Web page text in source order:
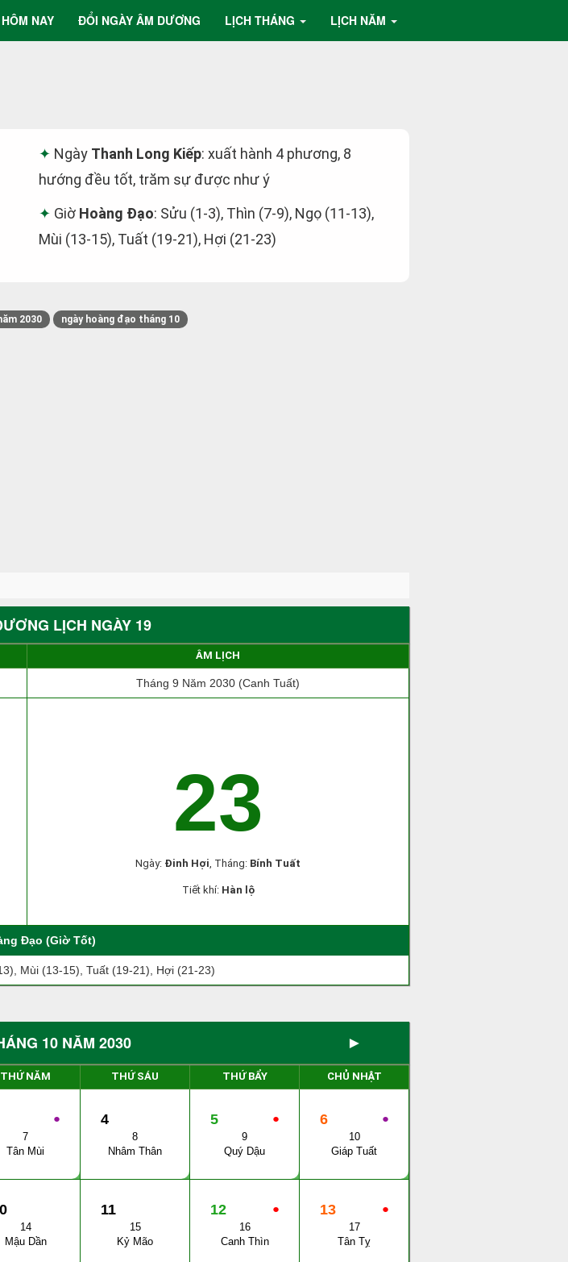
NAY ĐỔI NGÀY ÂM DƯƠNG LỊCH THÁNG LỊCH NĂM
Ngày Thanh Long Kiếp: xuất hành 4 phương, 8
hướng đều tốt, trăm sự được như ý
Giờ Hoàng Đạo: Sửu (1-3), Thìn (7-9), Ngọ (11-13),
Mùi (13-15), Tuất (19-21), Hợi (21-23)
2030 ngày hoàng đạo tháng 10
LỊCH NGÀY 19
ÂM LỊCH
Tháng 9 Năm 2030 (Canh Tuất)
23
Ngày: Đinh Hợi, Tháng: Bính Tuất
Tiết khí: Hàn lộ
Đạo (Giờ Tốt)
Mùi (13-15), Tuất (19-21), Hợi (21-23)
10 NĂM 2030 ►
THỨ NĂM THỨ SÁU THỨ BẨY CHỦ NHẬT
●
7
Tân Mùi
4
8
Nhâm Thân
●
5
9
Quý Dậu
●
6
10
Giáp Tuất
14
Mậu Dần
11
15
Kỷ Mão
●
12
16
Canh Thìn
●
13
17
Tân Tỵ